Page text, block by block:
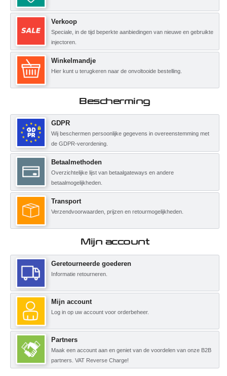
Verkoop
Speciale, in de tijd beperkte aanbiedingen van nieuwe en gebruikte
injectoren.
Winkelmandje
Hier kunt u terugkeren naar de onvoltooide bestelling.
Bescherming
GDPR
Wij beschermen persoonlijke gegevens in overeenstemming met
de GDPR-verordening.
Betaalmethoden
Overzichtelijke lijst van betaalgateways en andere
betaalmogelijkheden.
Transport
Verzendvoorwaarden, prijzen en retourmogelijkheden.
Mijn account
Geretourneerde goederen
Informatie retourneren.
Mijn account
Log in op uw account voor orderbeheer.
Partners
Maak een account aan en geniet van de voordelen van onze B2B
partners. VAT Reverse Charge!